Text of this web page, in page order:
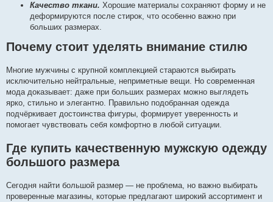
Качество ткани. Хорошие материалы сохраняют форму и не
деформируются после стирок, что особенно важно при
больших размерах.
Почему стоит уделять внимание стилю
Многие мужчины с крупной комплекцией стараются выбирать
исключительно нейтральные, неприметные вещи. Но современная
мода доказывает: даже при больших размерах можно выглядеть
ярко, стильно и элегантно. Правильно подобранная одежда
подчёркивает достоинства фигуры, формирует уверенность и
помогает чувствовать себя комфортно в любой ситуации.
Где купить качественную мужскую одежду
большого размера
Сегодня найти большой размер — не проблема, но важно выбирать
проверенные магазины, которые предлагают широкий ассортимент и